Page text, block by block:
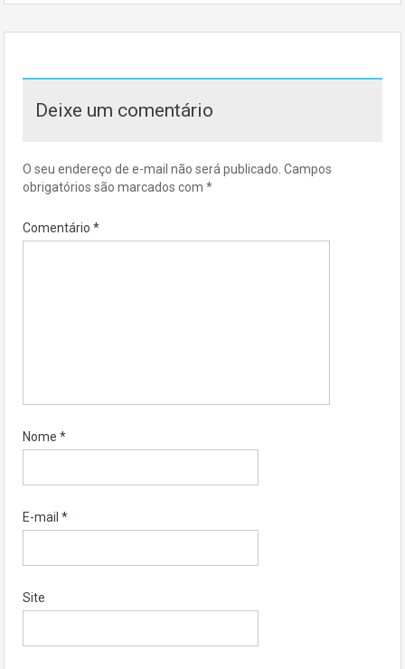
Deixe um comentário
O seu endereço de e-mail não será publicado. Campos
obrigatórios são marcados com *
Comentário *
Nome *
E-mail *
Site